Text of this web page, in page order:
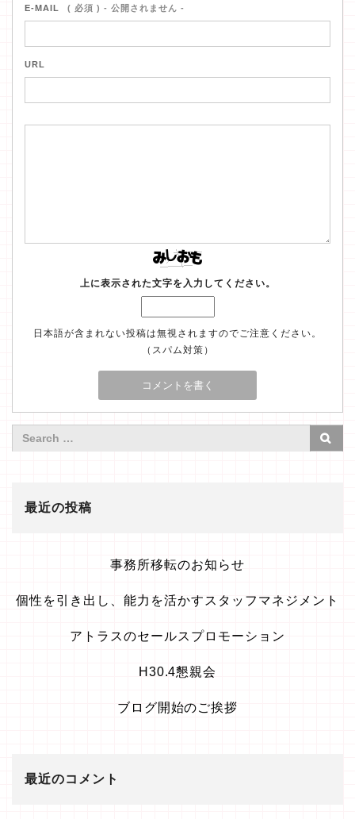
E-MAIL ( 必須 ) - 公開されません -
URL
上に表示された文字を入力してください。
日本語が含まれない投稿は無視されますのでご注意ください。
（スパム対策）
最近の投稿
事務所移転のお知らせ
個性を引き出し、能力を活かすスタッフマネジメント
アトラスのセールスプロモーション
H30.4懇親会
ブログ開始のご挨拶
最近のコメント